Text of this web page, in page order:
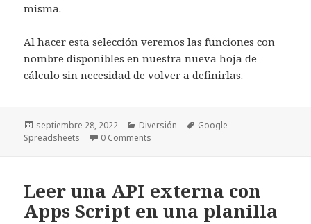
misma.
Al hacer esta selección veremos las funciones con
nombre disponibles en nuestra nueva hoja de
cálculo sin necesidad de volver a definirlas.
Publicado
el
septiembre 28, 2022 Categorías
Diversión Etiquetas
Google
Spreadsheets
0 Comments
Leer una API externa con
Apps Script en una planilla